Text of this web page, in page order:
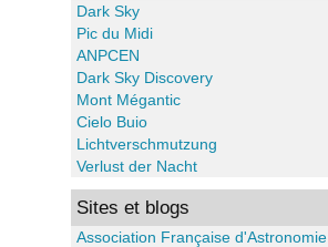
Dark Sky
Pic du Midi
ANPCEN
Dark Sky Discovery
Mont Mégantic
Cielo Buio
Lichtverschmutzung
Verlust der Nacht
Sites et blogs
Association Française d'Astronomie